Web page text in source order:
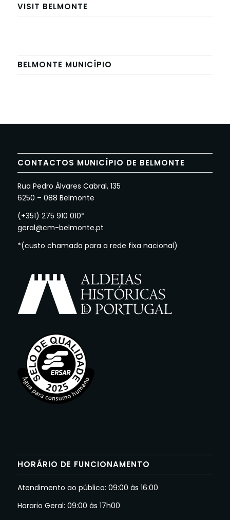
VISIT BELMONTE
BELMONTE MUNICÍPIO
CONTACTOS MUNICÍPIO DE BELMONTE
Rua Pedro Álvares Cabral, 135
6250 – 088 Belmonte
(+351) 275 910 010*
geral@cm-belmonte.pt
*(custo chamada para a rede fixa nacional)
HORÁRIO DE FUNCIONAMENTO
Atendimento ao público: 09:00 às 16:00
Horario Geral: 09:00 às 17h00